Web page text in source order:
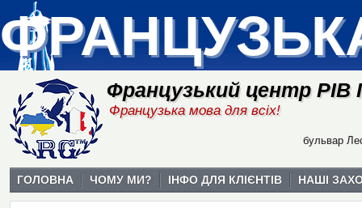
Французький центр
Французька мова для всіх!
бульвар
ГОЛОВНА ЧОМУ МИ? ІНФО ДЛЯ КЛІЄНТІВ НАШІ